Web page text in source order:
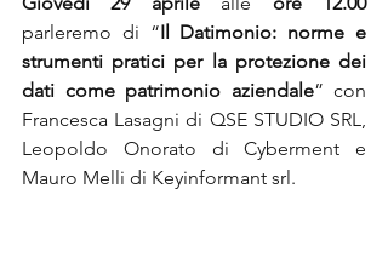
parleremo di “Il Datimonio: norme e
strumenti pratici per la protezione dei
dati come patrimonio aziendale” con
Francesca Lasagni di QSE STUDIO SRL,
Leopoldo Onorato di Cyberment e
Mauro Melli di Keyinformant srl.